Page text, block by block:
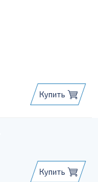
Купить
Купить